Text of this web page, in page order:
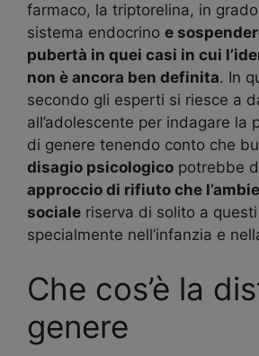
farmaco, la triptorelina, in
sistema endocrino e
pubertà in quei casi in cui
non è ancora ben definita. In
secondo gli esperti si riesce a
all’adolescente per indagare la
di genere tenendo conto che
disagio psicologico potrebbe
approccio di rifiuto che
sociale riserva di solito a
specialmente nell’infanzia e
Che cos’è la
genere